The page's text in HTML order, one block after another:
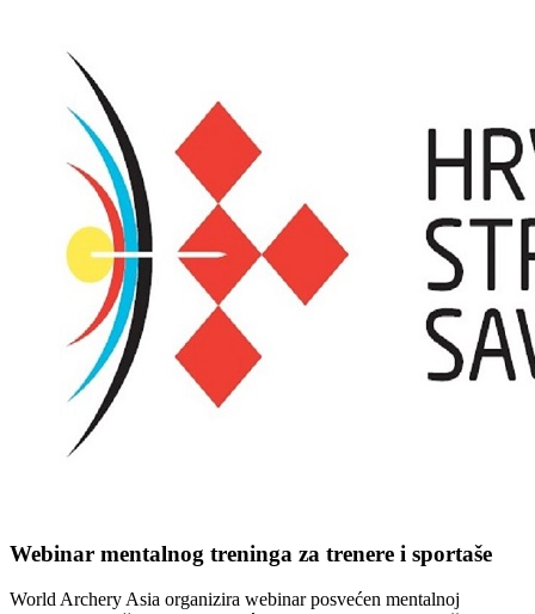
Webinar mentalnog treninga za trenere i sportaše
World Archery Asia organizira webinar posvećen mentalnoj